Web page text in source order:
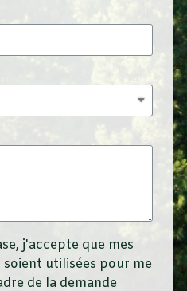
j'accepte que mes
utilisées pour me
de la demande